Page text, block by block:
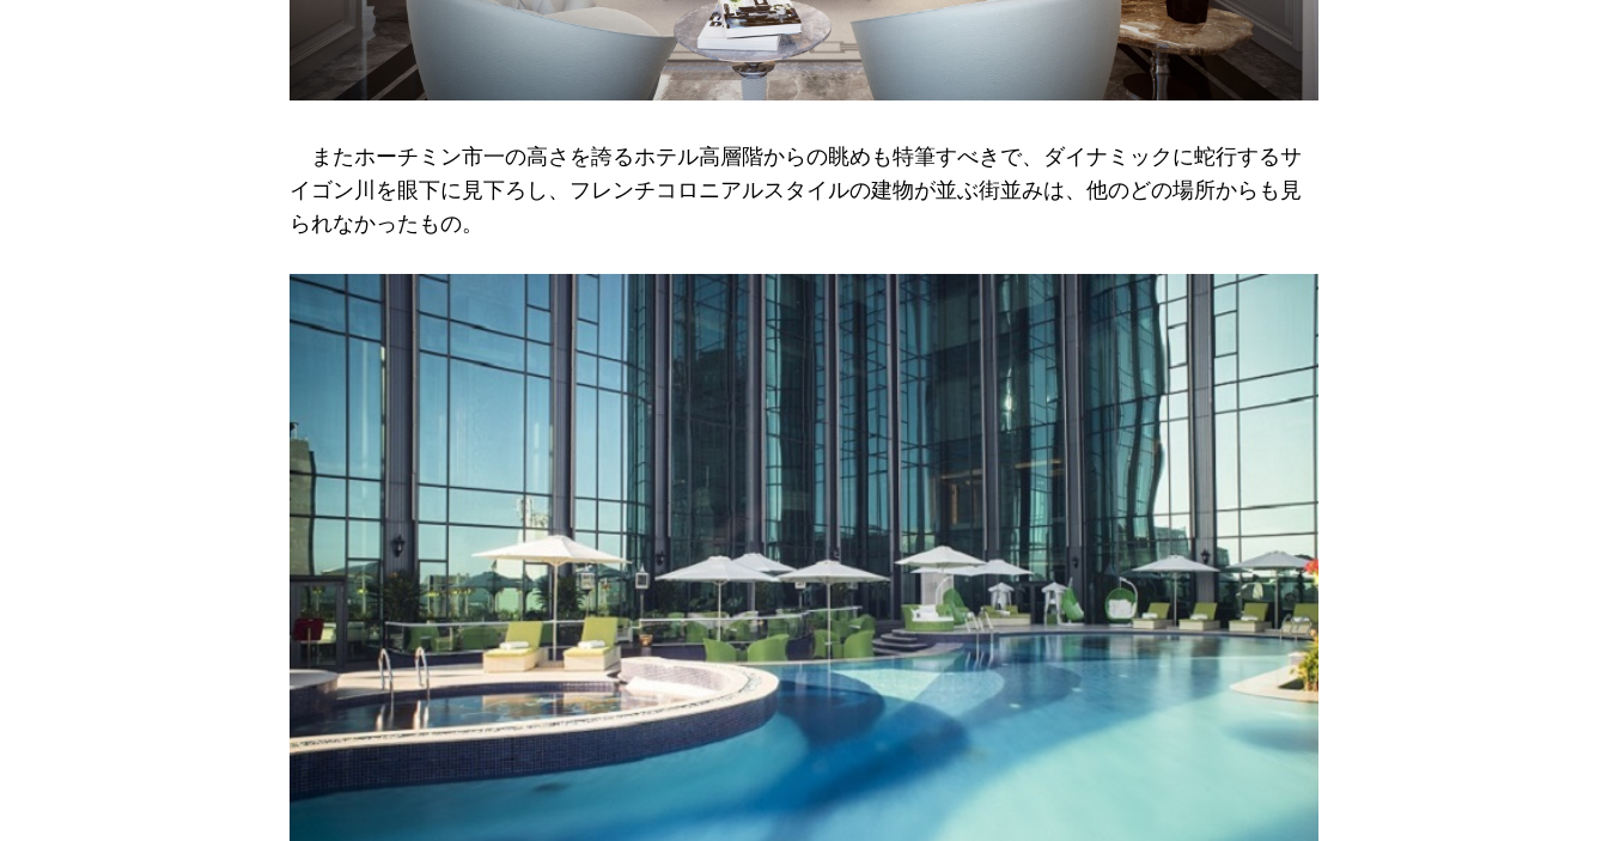
またホーチミン市一の高さを誇るホテル高層階からの眺めも特筆すべきで、ダイナミックに蛇行するサ
イゴン川を眼下に見下ろし、フレンチコロニアルスタイルの建物が並ぶ街並みは、他のどの場所からも見
られなかったもの。